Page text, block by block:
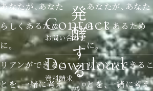
あなたが、あなた
らしくあるため
に。
リアンができるこ
とを、一緒に考え
あなたが、あなた
らしくあるため
に。
リアンができるこ
とを、一緒に考え
Contact
お問い合わせ
Download
資料請求